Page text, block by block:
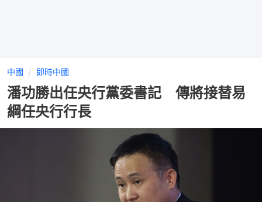
中國 即時中國
潘功勝出任央行黨委書記 傳將接替易
綱任央行行長